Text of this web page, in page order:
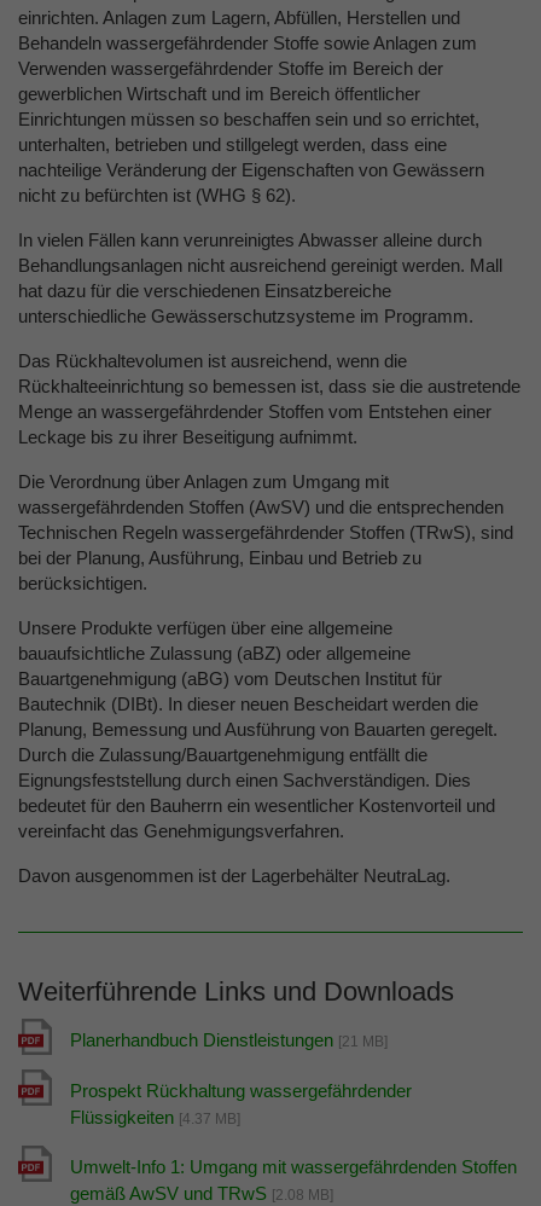
einrichten. Anlagen zum Lagern, Abfüllen, Herstellen und
Behandeln wassergefährdender Stoffe sowie Anlagen zum
Verwenden wassergefährdender Stoffe im Bereich der
gewerblichen Wirtschaft und im Bereich öffentlicher
Einrichtungen müssen so beschaffen sein und so errichtet,
unterhalten, betrieben und stillgelegt werden, dass eine
nachteilige Veränderung der Eigenschaften von Gewässern
nicht zu befürchten ist (WHG § 62).
In vielen Fällen kann verunreinigtes Abwasser alleine durch
Behandlungsanlagen nicht ausreichend gereinigt werden. Mall
hat dazu für die verschiedenen Einsatzbereiche
unterschiedliche Gewässerschutzsysteme im Programm.
Das Rückhaltevolumen ist ausreichend, wenn die
Rückhalteeinrichtung so bemessen ist, dass sie die austretende
Menge an wassergefährdender Stoffen vom Entstehen einer
Leckage bis zu ihrer Beseitigung aufnimmt.
Die Verordnung über Anlagen zum Umgang mit
wassergefährdenden Stoffen (AwSV) und die entsprechenden
Technischen Regeln wassergefährdender Stoffen (TRwS), sind
bei der Planung, Ausführung, Einbau und Betrieb zu
berücksichtigen.
Unsere Produkte verfügen über eine allgemeine
bauaufsichtliche Zulassung (aBZ) oder allgemeine
Bauartgenehmigung (aBG) vom Deutschen Institut für
Bautechnik (DIBt). In dieser neuen Bescheidart werden die
Planung, Bemessung und Ausführung von Bauarten geregelt.
Durch die Zulassung/Bauartgenehmigung entfällt die
Eignungsfeststellung durch einen Sachverständigen. Dies
bedeutet für den Bauherrn ein wesentlicher Kostenvorteil und
vereinfacht das Genehmigungsverfahren.
Davon ausgenommen ist der Lagerbehälter NeutraLag.
Weiterführende Links und Downloads
Planerhandbuch Dienstleistungen [21 MB]
Prospekt Rückhaltung wassergefährdender
Flüssigkeiten [4.37 MB]
Umwelt-Info 1: Umgang mit wassergefährdenden Stoffen
gemäß AwSV und TRwS [2.08 MB]